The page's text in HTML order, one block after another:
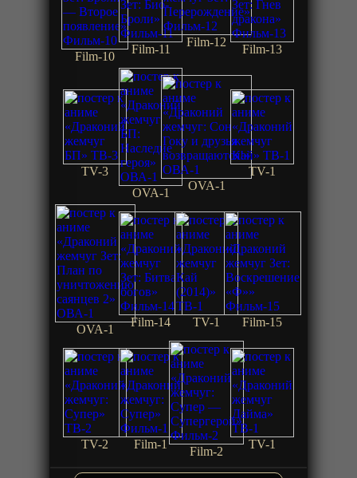
Film-10
Film-11
Film-12
Film-13
TV-3
OVA-1
OVA-1
TV-1
OVA-1
Film-14 TV-1 Film-15
TV-2 Film-1
Film-2
TV-1